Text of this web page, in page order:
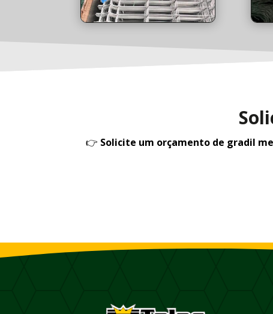
👉 Solicite um orçamento de gradil